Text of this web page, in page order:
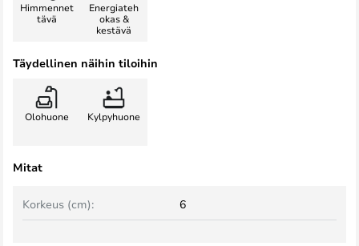
Himmennet
tävä
Energiateh
okas &
kestävä
Täydellinen näihin tiloihin
Olohuone Kylpyhuone
Mitat
Korkeus (cm): 6